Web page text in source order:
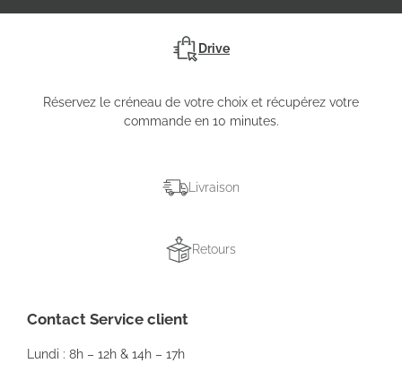
Drive
Livraison
Retours
Réservez le créneau de votre choix et récupérez votre
commande en 10 minutes.
Contact Service client
Lundi : 8h – 12h & 14h – 17h